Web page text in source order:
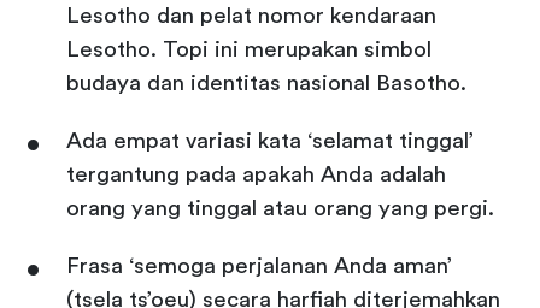
Lesotho dan pelat nomor kendaraan
Lesotho. Topi ini merupakan simbol
budaya dan identitas nasional Basotho.
Ada empat variasi kata ‘selamat tinggal’
tergantung pada apakah Anda adalah
orang yang tinggal atau orang yang pergi.
Frasa ‘semoga perjalanan Anda aman’
(tsela ts’oeu) secara harfiah diterjemahkan